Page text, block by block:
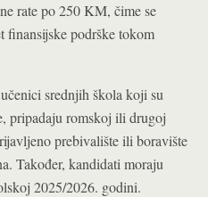
rate po 250 KM, čime se
finansijske podrške tokom
srednjih škola koji su
pripadaju romskoj ili drugoj
prebivalište ili boravište
Također, kandidati moraju
2025/2026. godini.